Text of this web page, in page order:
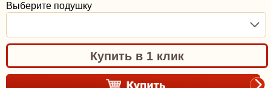
Выберите подушку
Купить в 1 клик